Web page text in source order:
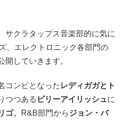
サクラタップス音楽部的に気に
、エレクトロニック各部門の
開していきます。
コンビとなった レディガガとト
つつある ビリーアイリッシュに
ゴ、 R&B部門からジョン・バ